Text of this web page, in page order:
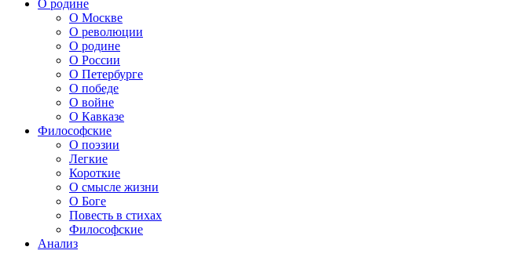
О родине
О Москве
О революции
О родине
О России
О Петербурге
О победе
О войне
О Кавказе
Философские
О поэзии
Легкие
Короткие
О смысле жизни
О Боге
Повесть в стихах
Философские
Анализ